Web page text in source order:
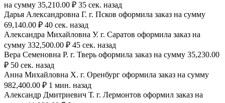
на сумму 35,210.00 ₽ 35 сек. назад
Дарья Александровна Г. г. Псков оформила заказ на сумму
69,140.00 ₽ 40 сек. назад
Александра Михайловна У. г. Саратов оформила заказ на
сумму 332,500.00 ₽ 45 сек. назад
Вера Семеновна Р. г. Тверь оформила заказ на сумму 35,230.00
₽ 50 сек. назад
Анна Михайловна Х. г. Оренбург оформила заказ на сумму
982,400.00 ₽ 1 мин. назад
Александр Дмитриевич Т. г. Лермонтов оформил заказ на